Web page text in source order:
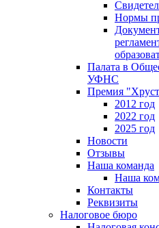
Нормы
Палата в
УФНС
Премия
2012 год
2022 год
2025 год
Новости
Отзывы
Наша команда
Наша
Контакты
Реквизиты
Налоговое бюро